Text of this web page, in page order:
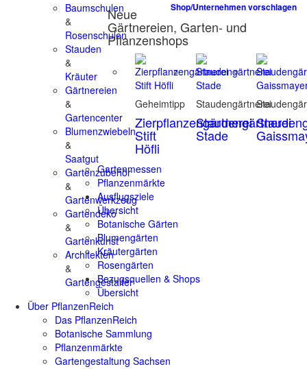
Baumschulen
&
Rosenschulen
Stauden
&
Kräuter
Gärtnereien
&
Gartencenter
Blumenzwiebeln
&
Saatgut
Gartenzubehör
&
Gartenwerkzeug
Gartendeko
&
Gartenkunst
Architekten
&
Gartengestalter
Shop/Unternehmen vorschlagen
Neue
Gärtnereien, Garten- und
Pflanzenshops
Geheimtipp
Zierpflanzengärtnerei
Stift
Höfli
Staudengärtnerei
Staudengärtnerei
Stade
Gartenmessen
Pflanzenmärkte
Ausflugsziele
Übersicht
Botanische Gärten
Blumengärten
Kräutergärten
Rosengärten
Bezugsquellen & Shops
Übersicht
Über PflanzenReich
Das PflanzenReich
Botanische Sammlung
Pflanzenmärkte
Gartengestaltung Sachsen